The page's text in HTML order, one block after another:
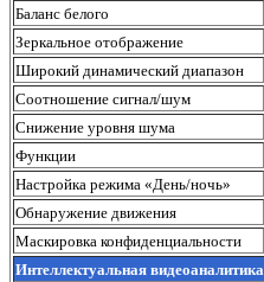
Баланс белого
Зеркальное отображение
Широкий динамический диапазон
Соотношение сигнал/шум
Снижение уровня шума
Функции
Настройка режима «День/ночь»
Обнаружение движения
Маскировка конфиденциальности
Интеллектуальная видеоаналитика